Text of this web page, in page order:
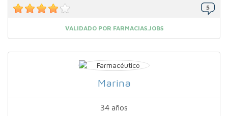
VALIDADO POR FARMACIAS.JOBS
Marina
34 años